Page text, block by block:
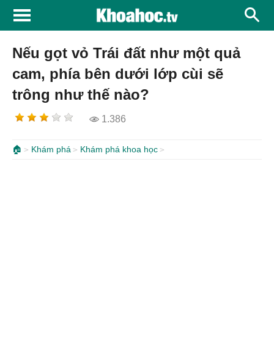
Nếu gọt vỏ Trái đất như một quả
cam, phía bên dưới lớp cùi sẽ
trông như thế nào?
1.386
🏠 Khám phá Khám phá khoa học